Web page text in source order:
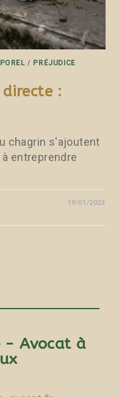
/ PRÉJUDICE
:
chagrin s'ajoutent
entreprendre
19/01/2023
- Avocat à